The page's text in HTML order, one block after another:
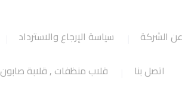
عن الشركة سياسة الإرجاع والاسترداد
اتصل بنا
قلاب منظفات , قلابة صابون